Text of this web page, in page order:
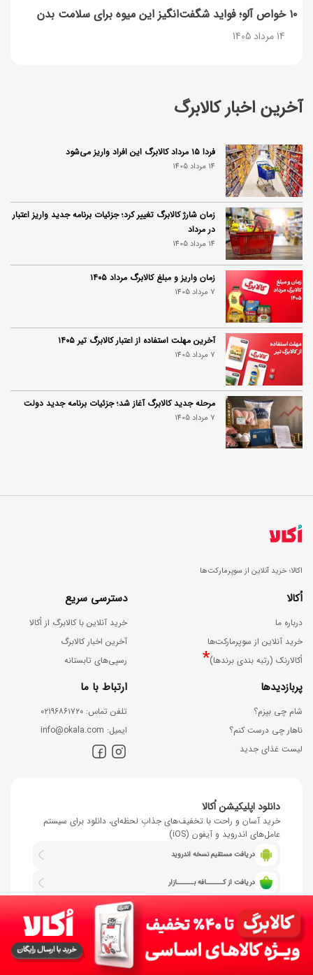
آخرین اخبار کالابرگ
فردا ۱۵ مرداد کالابرگ این افراد واریز می‌شود
14 مرداد 1405
زمان شارژ کالابرگ تغییر کرد؛ جزئیات برنامه جدید واریز اعتبار
در مرداد
14 مرداد 1405
زمان واریز و مبلغ کالابرگ مرداد ۱۴۰۵
7 مرداد 1405
آخرین مهلت استفاده از اعتبار کالابرگ تیر ۱۴۰۵
7 مرداد 1405
مرحله جدید کالابرگ آغاز شد؛ جزئیات برنامه جدید دولت
7 مرداد 1405
۱۰ خواص آلو؛ فواید شگفت‌انگیز این میوه برای سلامت بدن
14 مرداد 1405
اکالا؛ خرید آنلاین از سوپرمارکت‌ها
اُکالا
درباره ما
خرید آنلاین از سوپرمارکت‌ها
اُکالارنک (رتبه بندی برندها)*
دسترسی سریع
خرید آنلاین با کالابرگ از اُکالا
آخرین اخبار کالابرگ
رسپی‌های تابستانه
پربازدیدها
شام چی بپزم؟
ناهار چی درست کنم؟
لیست غذای جدید
ارتباط با ما
ﺗﻠﻔﻦ ﺗﻤﺎس: ۰۲۱۹۶۸۶۱۷۲۰
اﯾﻤﯿﻞ: info@okala.com
دانلود اپلیکیشن اُکالا
خرید آسان و راحت با تخفیف‌های جذابِ لحظه‌ای، دانلود برای سیستم
عامل‌های اندروید و آیفون (iOS)
دریافت مستقیم نسخه اندروید
دریافت از کــــــافه بــــــازار
دریافت از مایـــــــکت
نصب نسخه وب اپلیکیشن (IOS)